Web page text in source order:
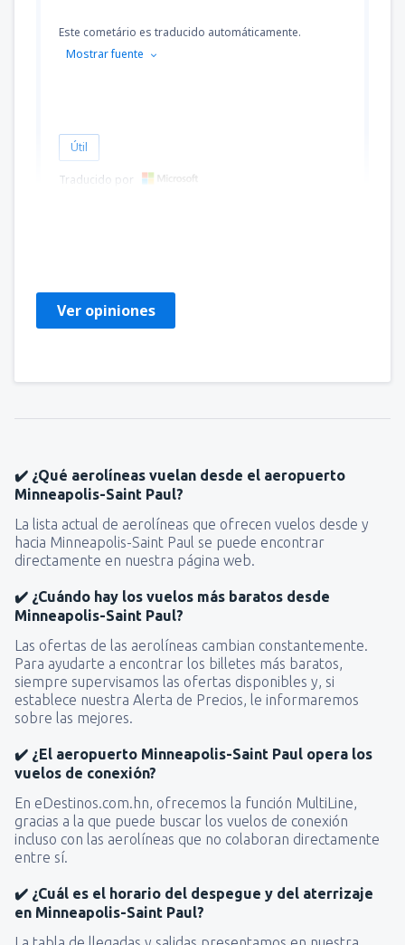
Este cometário es traducido automáticamente.
Mostrar fuente
Útil
Traducido por
Ver opiniones
✔️ ¿Qué aerolíneas vuelan desde el aeropuerto
Minneapolis-Saint Paul?
La lista actual de aerolíneas que ofrecen vuelos desde y
hacia Minneapolis-Saint Paul se puede encontrar
directamente en nuestra página web.
✔️ ¿Cuándo hay los vuelos más baratos desde
Minneapolis-Saint Paul?
Las ofertas de las aerolíneas cambian constantemente.
Para ayudarte a encontrar los billetes más baratos,
siempre supervisamos las ofertas disponibles y, si
establece nuestra Alerta de Precios, le informaremos
sobre las mejores.
✔️ ¿El aeropuerto Minneapolis-Saint Paul opera los
vuelos de conexión?
En eDestinos.com.hn, ofrecemos la función MultiLine,
gracias a la que puede buscar los vuelos de conexión
incluso con las aerolíneas que no colaboran directamente
entre sí.
✔️ ¿Cuál es el horario del despegue y del aterrizaje
en Minneapolis-Saint Paul?